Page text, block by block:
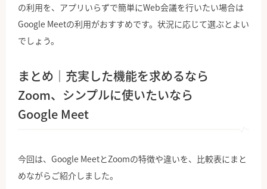
の利用を、アプリいらずで簡単にWeb会議を行いたい場合は
Google Meetの利用がおすすめです。状況に応じて選ぶとよい
でしょう。
まとめ｜充実した機能を求めるなら
Zoom、シンプルに使いたいなら
Google Meet
今回は、Google MeetとZoomの特徴や違いを、比較表にまと
めながらご紹介しました。